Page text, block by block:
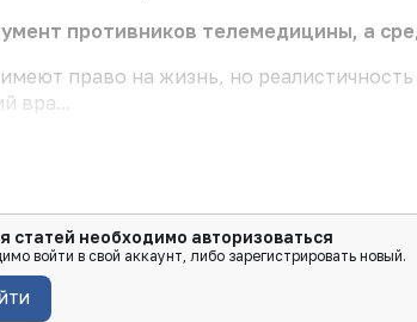
противников телемедицины, а
право на жизнь, но
вра...
статей необходимо авторизоваться
войти в свой аккаунт, либо зарегистрировать новый.